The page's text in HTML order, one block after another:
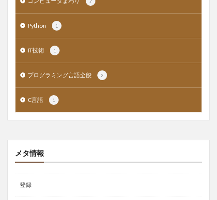
Python 1
IT技術 1
プログラミング言語全般 2
C言語 1
メタ情報
登録